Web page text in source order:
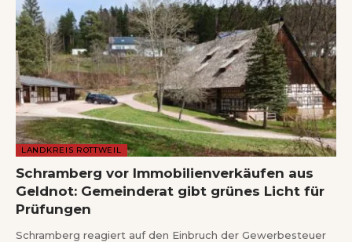
LANDKREIS ROTTWEIL
Schramberg vor Immobilienverkäufen aus
Geldnot: Gemeinderat gibt grünes Licht für
Prüfungen
Schramberg reagiert auf den Einbruch der Gewerbesteuer